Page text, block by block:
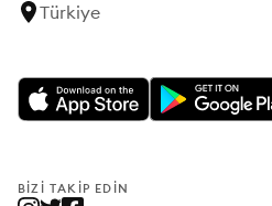
Türkiye
BIZI TAKIP EDIN